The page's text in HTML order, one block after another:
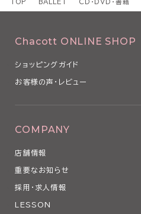
TOP BALLET CD・DVD・書籍
Chacott ONLINE SHOP
ショッピングガイド
お客様の声・レビュー
COMPANY
店舗情報
重要なお知らせ
採用・求人情報
LESSON